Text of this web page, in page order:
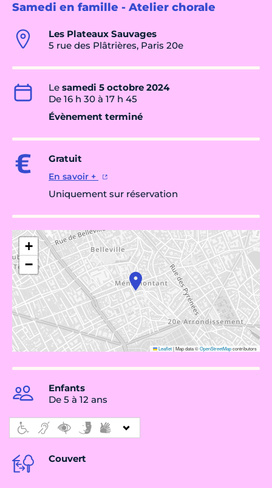
Samedi en famille - Atelier chorale
Les Plateaux Sauvages
5 rue des Plâtrières, Paris 20e
Le samedi 5 octobre 2024
De 16 h 30 à 17 h 45
Évènement terminé
Gratuit
En savoir +
Uniquement sur réservation
+
−
Leaflet|Map data ©OpenStreetMapcontributors
Enfants
De 5 à 12 ans
Couvert